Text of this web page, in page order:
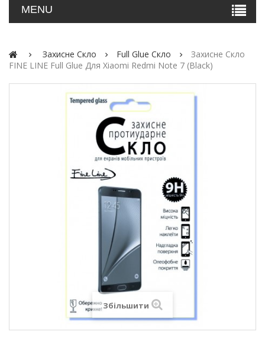
MENU
Захисне Скло Full Glue Скло
Захисне Скло
FINE LINE Full Glue Для Xiaomi Redmi Note 7 (black)
Збільшити